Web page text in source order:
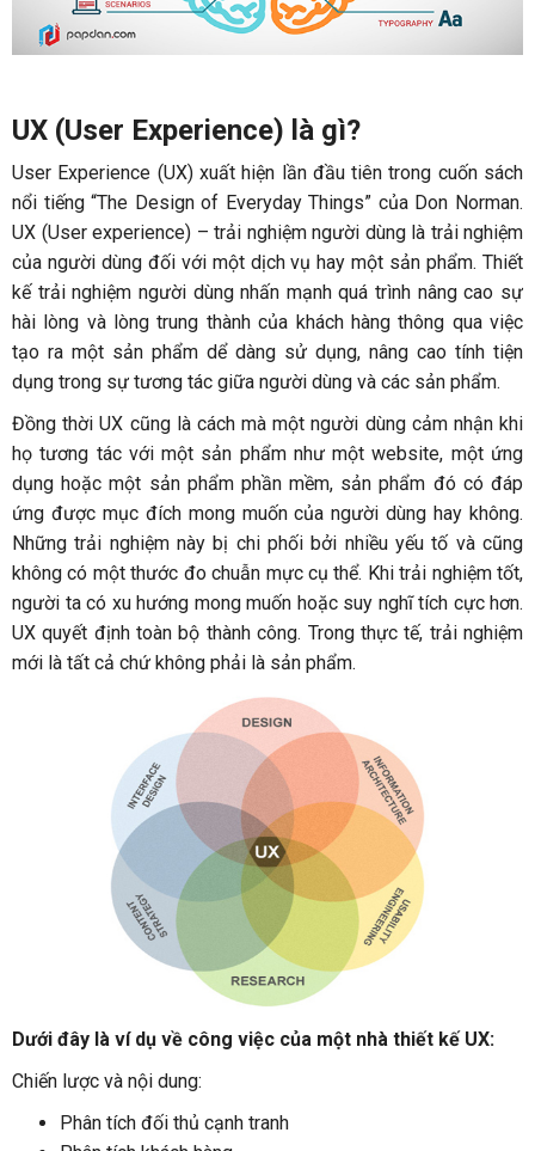
UX (User Experience) là gì?
User Experience (UX) xuất hiện lần đầu tiên trong cuốn sách
nổi tiếng “The Design of Everyday Things” của Don Norman.
UX (User experience) – trải nghiệm người dùng là trải nghiệm
của người dùng đối với một dịch vụ hay một sản phẩm. Thiết
kế trải nghiệm người dùng nhấn mạnh quá trình nâng cao sự
hài lòng và lòng trung thành của khách hàng thông qua việc
tạo ra một sản phẩm dể dàng sử dụng, nâng cao tính tiện
dụng trong sự tương tác giữa người dùng và các sản phẩm.
Đồng thời UX cũng là cách mà một người dùng cảm nhận khi
họ tương tác với một sản phẩm như một website, một ứng
dụng hoặc một sản phẩm phần mềm, sản phẩm đó có đáp
ứng được mục đích mong muốn của người dùng hay không.
Những trải nghiệm này bị chi phối bởi nhiều yếu tố và cũng
không có một thước đo chuẫn mực cụ thể. Khi trải nghiệm tốt,
người ta có xu hướng mong muốn hoặc suy nghĩ tích cực hơn.
UX quyết định toàn bộ thành công. Trong thực tế, trải nghiệm
mới là tất cả chứ không phải là sản phẩm.
Dưới đây là ví dụ về công việc của một nhà thiết kế UX:
Chiến lược và nội dung:
Phân tích đối thủ cạnh tranh